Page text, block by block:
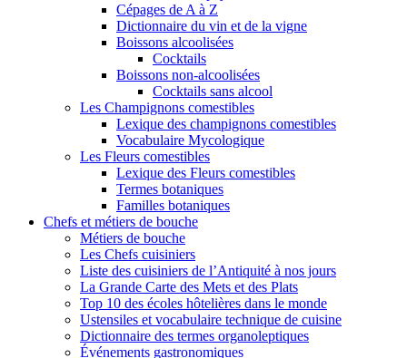
Cépages de A à Z
Dictionnaire du vin et de la vigne
Boissons alcoolisées
Cocktails
Boissons non-alcoolisées
Cocktails sans alcool
Les Champignons comestibles
Lexique des champignons comestibles
Vocabulaire Mycologique
Les Fleurs comestibles
Lexique des Fleurs comestibles
Termes botaniques
Familles botaniques
Chefs et métiers de bouche
Métiers de bouche
Les Chefs cuisiniers
Liste des cuisiniers de l’Antiquité à nos jours
La Grande Carte des Mets et des Plats
Top 10 des écoles hôtelières dans le monde
Ustensiles et vocabulaire technique de cuisine
Dictionnaire des termes organoleptiques
Événements gastronomiques